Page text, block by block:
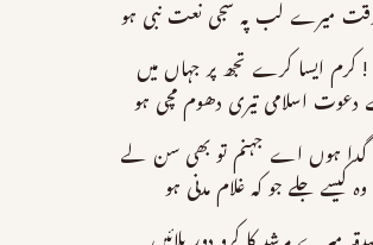
میرے لب پہ سجی نعت نبی ہو
! کرم ایسا کرے تجھ پر جہاں میں
اسلامی تیری دھوم مچی ہو
گدا ہوں اے جہنم تو بھی سن لے
وہ کیسے جلے جو کہ غلام مدنی ہو
میرے مرشد کا کرو دور بلائیں